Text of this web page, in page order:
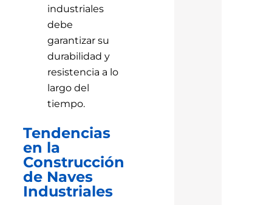
industriales
debe
garantizar su
durabilidad y
resistencia a lo
largo del
tiempo.
Tendencias
en la
Construcción
de Naves
Industriales